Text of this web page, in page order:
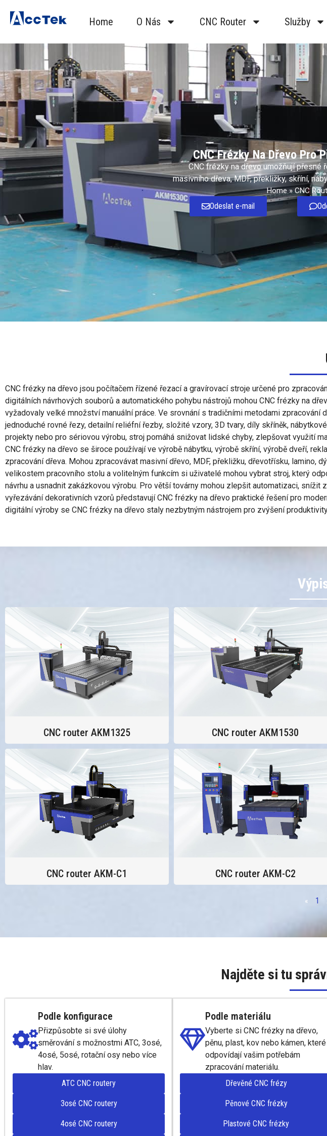
Home O Nás CNC Router Služby
CNC Frézky Na Dřevo Pro
CNC frézky na dřevo umožňují přesné
masivního dřeva, MDF, překližky, skříní,
Home»CNC
Odeslat e-mail
CNC frézky na dřevo jsou počítačem řízené řezací a gravírovací stroje určené pro
digitálních návrhových souborů a automatického pohybu nástrojů mohou CNC frézky na
vyžadovaly velké množství manuální práce. Ve srovnání s tradičními metodami
jednoduché rovné řezy, detailní reliéfní řezby, složité vzory, 3D tvary, díly skříněk,
projekty nebo pro sériovou výrobu, stroj pomáhá snižovat lidské chyby, zlepšovat využití
CNC frézky na dřevo se široce používají ve výrobě nábytku, výrobě skříní, výrobě dveří,
zpracování dřeva. Mohou zpracovávat masivní dřevo, MDF, překližku, dřevotřísku, lamino,
velikostem pracovního stolu a volitelným funkcím si uživatelé mohou vybrat stroj, který
návrhu a usnadnit zakázkovou výrobu. Pro větší továrny mohou zlepšit automatizaci,
vyřezávání dekorativních vzorů představují CNC frézky na dřevo praktické řešení pro
digitální výroby se CNC frézky na dřevo staly nezbytným nástrojem pro zvýšení
CNC router AKM1325 CNC router AKM1530
CNC router AKM-C1 CNC router AKM-C2
« 1
Najděte si tu
Podle konfigurace
Přizpůsobte si své úlohy
směrování s možnostmi ATC, 3osé,
4osé, 5osé, rotační osy nebo více
hlav.
ATC CNC routery
3osé CNC routery
4osé CNC routery
Podle materiálu
Vyberte si CNC frézky na dřevo,
pěnu, plast, kov nebo kámen, které
odpovídají vašim potřebám
zpracování materiálu.
Dřevěné CNC frézy
Pěnové CNC frézky
Plastové CNC frézky